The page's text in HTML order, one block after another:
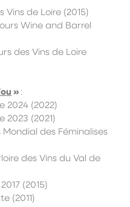
Vins de Loire (2015)
Wine and Barrel
des Vins de Loire
» :
2024 (2022)
2023 (2021)
des Féminalises
des Vins du Val de
(2015)
(2011)